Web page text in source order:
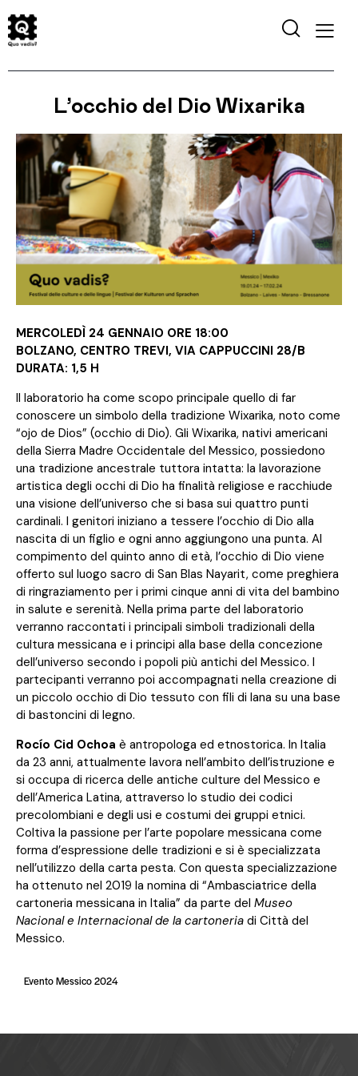
L’occhio del Dio Wixarika
MERCOLEDÌ 24 GENNAIO ORE 18:00
BOLZANO, CENTRO TREVI, VIA CAPPUCCINI 28/B
DURATA: 1,5 H
Il laboratorio ha come scopo principale quello di far
conoscere un simbolo della tradizione Wixarika, noto come
“ojo de Dios” (occhio di Dio). Gli Wixarika, nativi americani
della Sierra Madre Occidentale del Messico, possiedono
una tradizione ancestrale tuttora intatta: la lavorazione
artistica degli occhi di Dio ha finalità religiose e racchiude
una visione dell’universo che si basa sui quattro punti
cardinali. I genitori iniziano a tessere l’occhio di Dio alla
nascita di un figlio e ogni anno aggiungono una punta. Al
compimento del quinto anno di età, l’occhio di Dio viene
offerto sul luogo sacro di San Blas Nayarit, come preghiera
di ringraziamento per i primi cinque anni di vita del bambino
in salute e serenità. Nella prima parte del laboratorio
verranno raccontati i principali simboli tradizionali della
cultura messicana e i principi alla base della concezione
dell’universo secondo i popoli più antichi del Messico. I
partecipanti verranno poi accompagnati nella creazione di
un piccolo occhio di Dio tessuto con fili di lana su una base
di bastoncini di legno.
Rocío Cid Ochoa è antropologa ed etnostorica. In Italia
da 23 anni, attualmente lavora nell’ambito dell’istruzione e
si occupa di ricerca delle antiche culture del Messico e
dell’America Latina, attraverso lo studio dei codici
precolombiani e degli usi e costumi dei gruppi etnici.
Coltiva la passione per l’arte popolare messicana come
forma d’espressione delle tradizioni e si è specializzata
nell’utilizzo della carta pesta. Con questa specializzazione
ha ottenuto nel 2019 la nomina di “Ambasciatrice della
cartoneria messicana in Italia” da parte del Museo
Nacional e Internacional de la cartoneria di Città del
Messico.
Evento Messico 2024